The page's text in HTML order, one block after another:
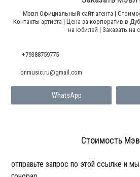
Мэвл Официальный сайт агента |
Контакты артиста | Цена за корпоратив в
на юбилей | Заказать на
+79388759775
WhatsApp
bnmusic.ru@gmail.com
Стоимость
отправьте запрос по этой ссылке и